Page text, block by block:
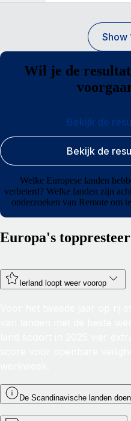
Show
Wil je de
Welke Europese landen
verbeterd? Welke landen zijn
onderzoeken van Remote om
Bekijk de
Bekijk de
Europa's
Ierland loopt weer voorop
De Scandinavische landen